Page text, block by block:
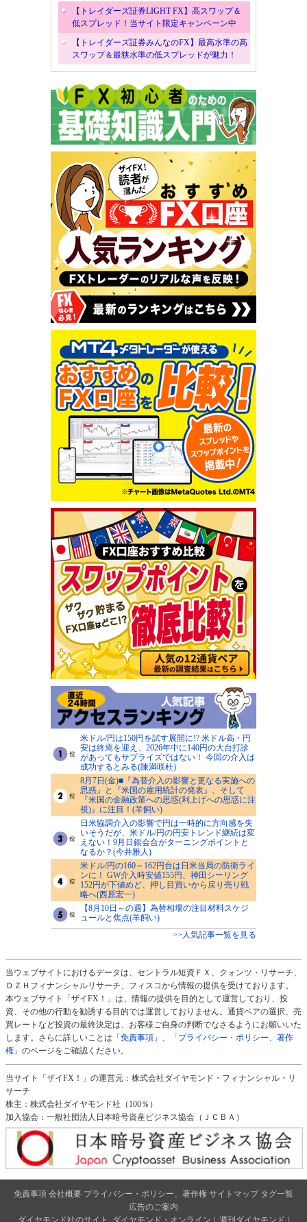
【トレイダーズ証券LIGHT FX】高スワップ＆
低スプレッド！当サイト限定キャンペーン中
【トレイダーズ証券みんなのFX】最高水準の高
スワップ＆最狭水準の低スプレッドが魅力！
米ドル/円は150円を試す展開に!? 米ドル高・円
安は終焉を迎え、2026年中に140円の大台打診
があってもサプライズではない！ 今回の介入は
成功するとみる(陳満咲杜)
8月7日(金)■『為替介入の影響と更なる実施への
思惑』と『米国の雇用統計の発表』、そして
『米国の金融政策への思惑(利上げへの思惑に注
視)』に注目！(羊飼い)
日米協調介入の影響で円は一時的に方向感を失
いそうだが、米ドル/円の円安トレンド継続は変
えない！9月日銀会合がターニングポイントと
なるか？(今井雅人)
米ドル/円の160～162円台は日米当局の防衛ライ
ンに！ GW介入時安値155円、神田シーリング
152円が下値めど、押し目買いから戻り売り戦
略へ(西原宏一)
【8月10日～の週】為替相場の注目材料スケジ
ュールと焦点(羊飼い)
>>人気記事一覧を見る
当ウェブサイトにおけるデータは、セントラル短資ＦＸ、クォンツ・リサーチ、
ＤＺＨフィナンシャルリサーチ、フィスコから情報の提供を受けております。
本ウェブサイト「ザイFX！」は、情報の提供を目的として運営しており、投
資、その他の行動を勧誘する目的では運営しておりません。通貨ペアの選択、売
買レートなど投資の最終決定は、お客様ご自身の判断でなさるようにお願いいた
します。さらに詳しいことは 「免責事項」 、
「プライバシー・ポリシー、著作
権」 のページをご確認ください。
当サイト「ザイFX！」の運営元：株式会社ダイヤモンド・フィナンシャル・リ
サーチ
株主：株式会社ダイヤモンド社（100％）
加入協会：一般社団法人日本暗号資産ビジネス協会（ＪＣＢＡ）
免責事項 会社概要 プライバシー・ポリシー、著作権 サイトマップ タグ一覧
広告のご案内